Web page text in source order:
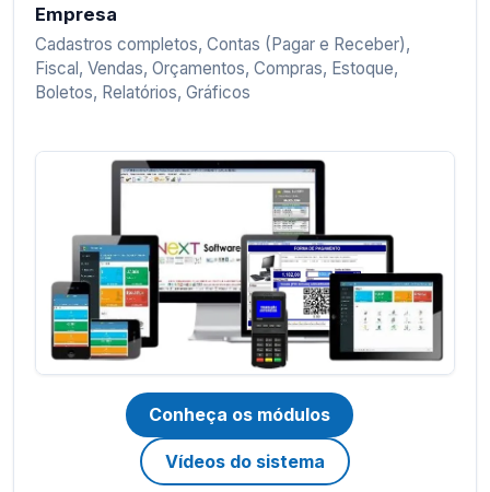
Empresa
Cadastros completos, Contas (Pagar e Receber),
Fiscal, Vendas, Orçamentos, Compras, Estoque,
Boletos, Relatórios, Gráficos
Conheça os módulos
Vídeos do sistema